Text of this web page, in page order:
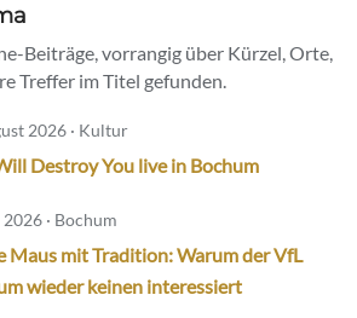
Beiträge, vorrangig über Kürzel, Orte,
Treffer im Titel gefunden.
2026 · Kultur
Destroy You live in Bochum
· Bochum
Maus mit Tradition: Warum der VfL
wieder keinen interessiert